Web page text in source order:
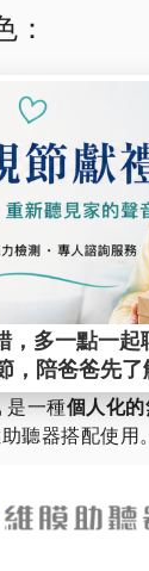
：
受距離與噪音干
升學生對語音
現場設計，支
FM 調頻系統
保管，若有損壞
遠端麥克
是一種個人化
聽器搭配使用。